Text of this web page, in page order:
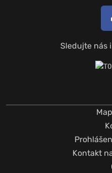
Sledujte nás
Kontakt